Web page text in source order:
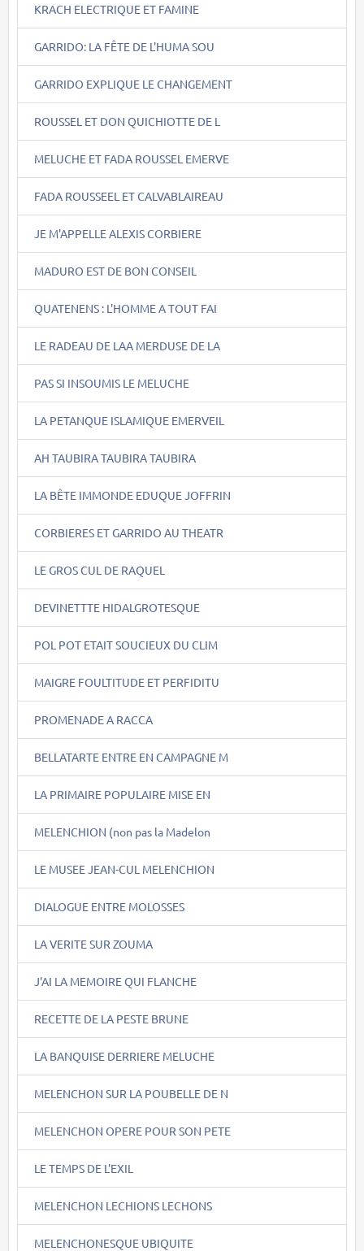
KRACH ELECTRIQUE ET FAMINE
GARRIDO: LA FÊTE DE L'HUMA SOU
GARRIDO EXPLIQUE LE CHANGEMENT
ROUSSEL ET DON QUICHIOTTE DE L
MELUCHE ET FADA ROUSSEL EMERVE
FADA ROUSSEEL ET CALVABLAIREAU
JE M'APPELLE ALEXIS CORBIERE
MADURO EST DE BON CONSEIL
QUATENENS : L'HOMME A TOUT FAI
LE RADEAU DE LAA MERDUSE DE LA
PAS SI INSOUMIS LE MELUCHE
LA PETANQUE ISLAMIQUE EMERVEIL
AH TAUBIRA TAUBIRA TAUBIRA
LA BÊTE IMMONDE EDUQUE JOFFRIN
CORBIERES ET GARRIDO AU THEATR
LE GROS CUL DE RAQUEL
DEVINETTTE HIDALGROTESQUE
POL POT ETAIT SOUCIEUX DU CLIM
MAIGRE FOULTITUDE ET PERFIDITU
PROMENADE A RACCA
BELLATARTE ENTRE EN CAMPAGNE M
LA PRIMAIRE POPULAIRE MISE EN
MELENCHION (non pas la Madelon
LE MUSEE JEAN-CUL MELENCHION
DIALOGUE ENTRE MOLOSSES
LA VERITE SUR ZOUMA
J'AI LA MEMOIRE QUI FLANCHE
RECETTE DE LA PESTE BRUNE
LA BANQUISE DERRIERE MELUCHE
MELENCHON SUR LA POUBELLE DE N
MELENCHON OPERE POUR SON PETE
LE TEMPS DE L'EXIL
MELENCHON LECHIONS LECHONS
MELENCHONESQUE UBIQUITE